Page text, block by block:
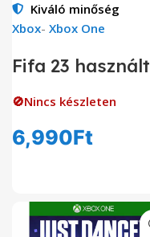
Kiváló minőség
Xbox- Xbox One
Fifa 23 használt
🚫Nincs készleten
6,990Ft